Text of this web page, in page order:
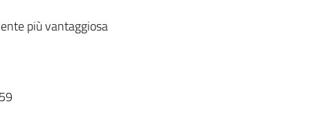
più vantaggiosa